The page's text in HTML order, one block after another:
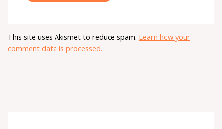
This site uses Akismet to reduce spam. Learn how your
comment data is processed.